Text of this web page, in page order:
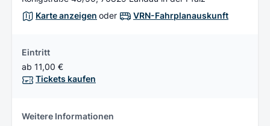
Karte anzeigen oder VRN-Fahrplanauskunft
Eintritt
ab 11,00 €
Tickets kaufen
Weitere Informationen